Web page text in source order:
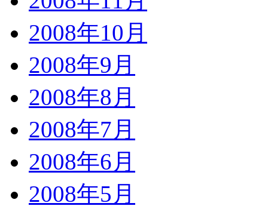
2008年10月
2008年9月
2008年8月
2008年7月
2008年6月
2008年5月